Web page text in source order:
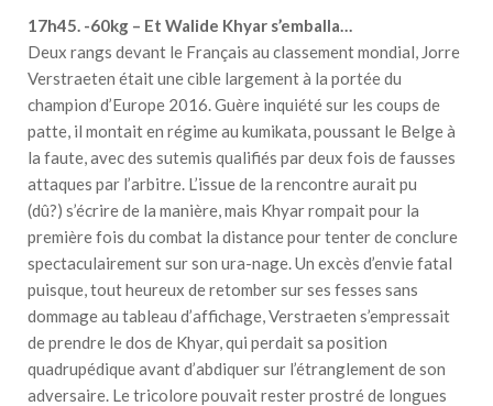
17h45. -60kg – Et Walide Khyar s’emballa…
Deux rangs devant le Français au classement mondial, Jorre
Verstraeten était une cible largement à la portée du
champion d’Europe 2016. Guère inquiété sur les coups de
patte, il montait en régime au kumikata, poussant le Belge à
la faute, avec des sutemis qualifiés par deux fois de fausses
attaques par l’arbitre. L’issue de la rencontre aurait pu
(dû?) s’écrire de la manière, mais Khyar rompait pour la
première fois du combat la distance pour tenter de conclure
spectaculairement sur son ura-nage. Un excès d’envie fatal
puisque, tout heureux de retomber sur ses fesses sans
dommage au tableau d’affichage, Verstraeten s’empressait
de prendre le dos de Khyar, qui perdait sa position
quadrupédique avant d’abdiquer sur l’étranglement de son
adversaire. Le tricolore pouvait rester prostré de longues